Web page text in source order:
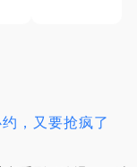
，又要抢疯了